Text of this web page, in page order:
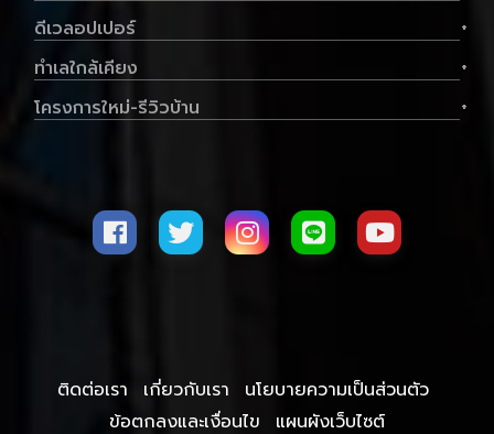
ดีเวลอปเปอร์ +
ทำเลใกล้เคียง +
โครงการใหม่-รีวิวบ้าน +
ติดต่อเรา เกี่ยวกับเรา
นโยบายความเป็นส่วนตัว
ข้อตกลงและเงื่อนไข
แผนผังเว็บไซต์